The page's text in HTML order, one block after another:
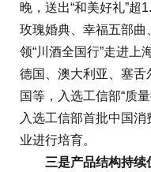
晚，送出“和美好礼”超
玫瑰婚典、幸福五部曲
领“川酒全国行”走进上
德国、澳大利亚、塞
国等，入选工信部“质
入选工信部首批中国
业进行培育。
三是产品结构持续优